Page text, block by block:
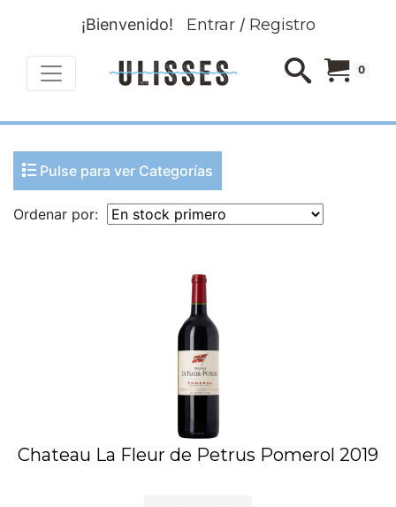
¡Bienvenido! Entrar/ Registro
0
Pulse para ver Categorías
Ordenar por:
Chateau La Fleur de Petrus Pomerol 2019